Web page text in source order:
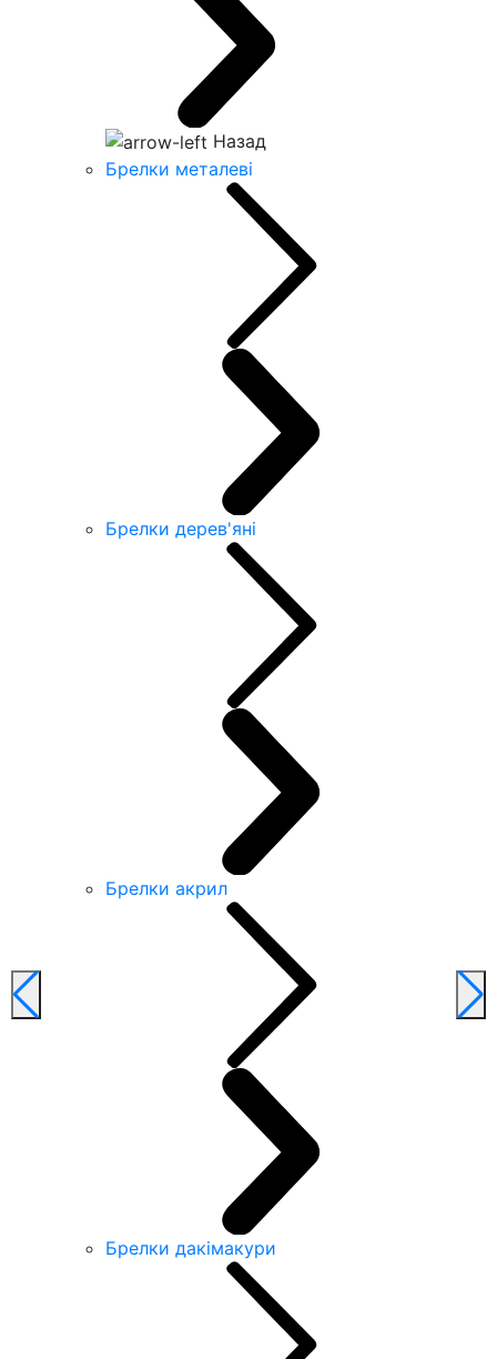
Назад
Брелки металеві
Брелки дерев'яні
Брелки акрил
Брелки дакімакури